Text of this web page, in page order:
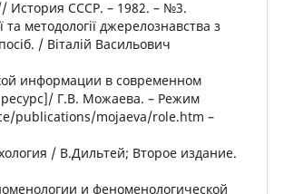
СССР. – 1982. – №3.
методології джерелознавства з
/ Віталій Васильович
информации в современном
Г.В. Можаева. – Режим
publications/mojaeva/role.htm –
/ В.Дильтей; Второе издание.
и феноменологической